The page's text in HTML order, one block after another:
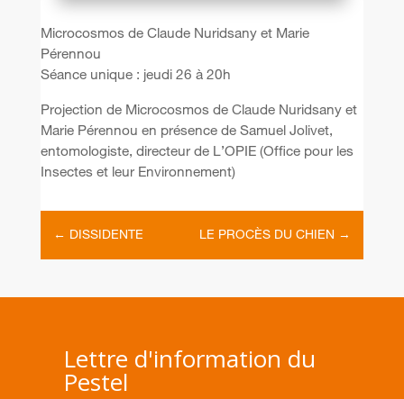
Microcosmos de Claude Nuridsany et Marie
Pérennou
Séance unique : jeudi 26 à 20h
Projection de Microcosmos de Claude Nuridsany et
Marie Pérennou en présence de Samuel Jolivet,
entomologiste, directeur de L’OPIE (Office pour les
Insectes et leur Environnement)
← DISSIDENTE LE PROCÈS DU CHIEN →
Lettre d'information du
Pestel